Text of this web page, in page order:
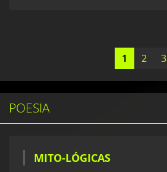
1 2 3
POESIA
MITO-LÓGICAS